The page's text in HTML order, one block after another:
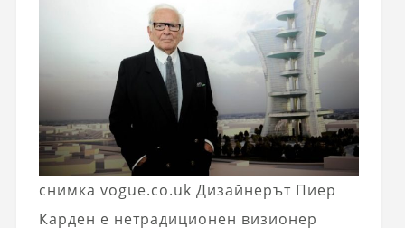
снимка vogue.co.uk Дизайнерът Пиер
Карден е нетрадиционен визионер